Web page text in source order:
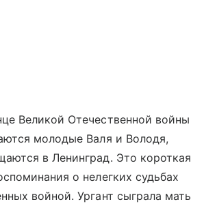
Великой Отечественной войны
молодые Валя и Володя,
в Ленинград. Это короткая
о нелегких судьбах
войной. Ургант сыграла мать